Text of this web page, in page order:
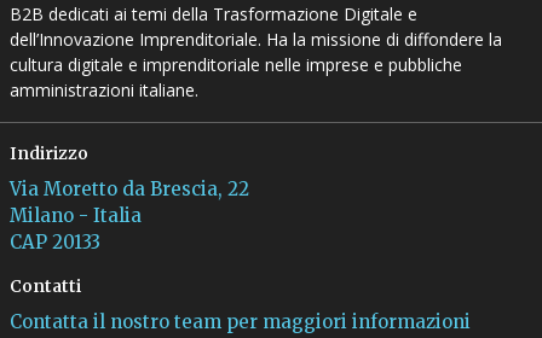
B2B dedicati ai temi della Trasformazione Digitale e
dell’Innovazione Imprenditoriale. Ha la missione di diffondere la
cultura digitale e imprenditoriale nelle imprese e pubbliche
amministrazioni italiane.
Indirizzo
Via Moretto da Brescia, 22
Milano - Italia
CAP 20133
Contatti
Contatta il nostro team per maggiori informazioni